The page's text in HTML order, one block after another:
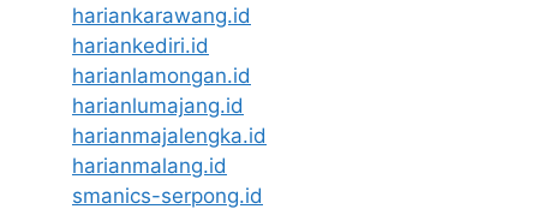
hariankarawang.id
hariankediri.id
harianlamongan.id
harianlumajang.id
harianmajalengka.id
harianmalang.id
smanics-serpong.id